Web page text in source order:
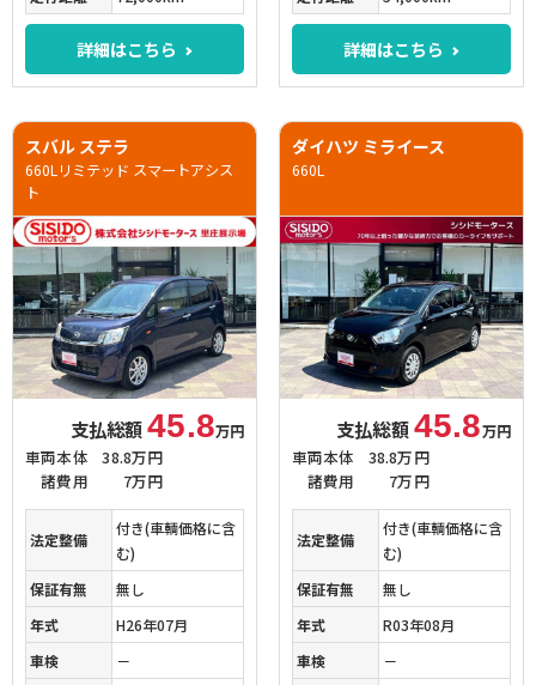
詳細はこちら 詳細はこちら
スバル ステラ
660Lリミテッド スマートアシス
ト
支払総額45.8万円
車両本体
38.8万円
諸費用
7万円
法定整備
付き(車輌価格に含
む)
保証有無
無し
年式
H26年07月
車検
－
ダイハツ ミライース
660L
支払総額45.8万円
車両本体
38.8万円
諸費用
7万円
法定整備
付き(車輌価格に含
む)
保証有無
無し
年式
R03年08月
車検
－